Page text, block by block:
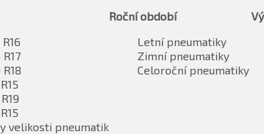
velikosti pneumatik
Roční období
Letní pneumatiky
Zimní pneumatiky
Celoroční pneumatiky